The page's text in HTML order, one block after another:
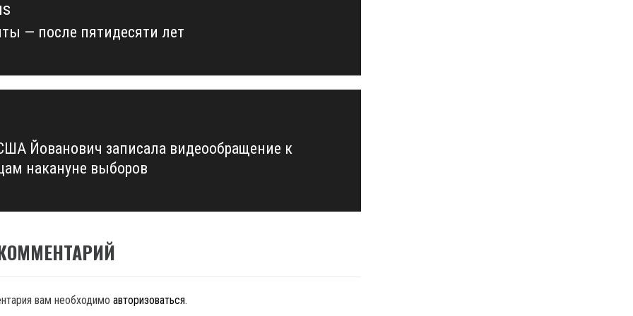
— после пятидесяти лет
Йованович записала видеообращение к
накануне выборов
вам необходимо авторизоваться.